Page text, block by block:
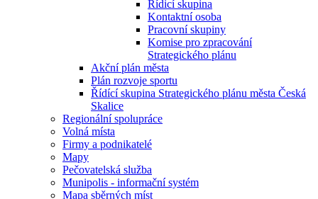
Řídicí skupina
Kontaktní osoba
Pracovní skupiny
Komise pro zpracování
Strategického plánu
Akční plán města
Plán rozvoje sportu
Řídící skupina Strategického plánu města Česká
Skalice
Regionální spolupráce
Volná místa
Firmy a podnikatelé
Mapy
Pečovatelská služba
Munipolis - informační systém
Mapa sběrných míst